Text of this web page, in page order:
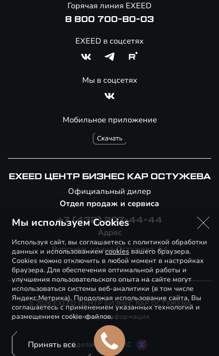
Мобильное приложение
Горячая линия EXEED
8 800 700-80-03
EXEED в соцсетях
Мы в соцсетях
EXEED ЦЕНТР БИЗНЕС КАР ОСТУЖЕВА
Официальный дилер
Отдел продаж и сервиса
+7 (432) 207-44-44
Адрес
Воронеж, улица Остужева, 64
© 2026 EXEED ЦЕНТР БИЗНЕС КАР ОСТУЖЕВА
Правовая информация
Сделано в ПЕРКС
Мы используем Cookies
Используя сайт, вы соглашаетесь с политикой обработки
данных и использованиемcookiesвашего браузера.
Cookies можно отключить в любой момент в настройках
браузера. Для обеспечения оптимальной работы и
улучшения пользовательского опыта на сайте могут
использоваться системы веб-аналитики (в том числе
Яндекс.Метрика). Продолжая использование сайта, Вы
соглашаетесь с применением указанных технологий и
размещением cookie-файлов.
Принять все